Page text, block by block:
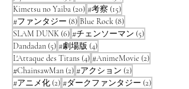
Kimetsu no Yaiba (20)20 posts
#考察 (15)15 posts
#ファンタジー (8)8 posts
Blue Rock (8)8 posts
SLAM DUNK (6)6 posts
#チェンソーマン (5)5 posts
Dandadan (5)5 posts
#劇場版 (4)4 posts
L'Attaque des Titans (4)4 posts
#AnimeMovie (2)2 posts
#ChainsawMan (2)2 posts
#アクション (2)2 posts
#アニメ化 (2)2 posts
#ダークファンタジー (2)2 posts